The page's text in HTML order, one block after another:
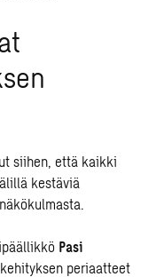
siihen, että kaikki
kestäviä
Pasi
periaatteet